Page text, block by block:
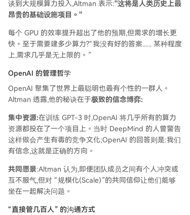
谈到大规模算力投入,Altman 表示:"这将是人类历史上最
昂贵的基础设施项目。"
每个 GPU 的效率提升超出了他的预期,但需求的增长更
快。至于需要建多少算力?“我没有好的答案...... 某种程度
上,需求几乎是无上限的。”
OpenAI 的管理哲学
OpenAI 聚集了世界上最聪明也最有个性的一群人。
Altman 透露,他的秘诀在于极致的信念博弈:
集中资源:在训练 GPT-3 时,OpenAI 将几乎所有的算力
资源都投在了一个项目上。当时 DeepMind 的人曾警告
这样做会产生有毒的竞争文化;OpenAI 的回答则是:我们
有信念,这就是正确的方向。
共同愿景:Altman 认为,即便团队成员之间有个人冲突或
互不服气,但对 “规模化(Scale)”的共同信仰让他们能够
坐在一起解决问题。
“直接管几百人” 的沟通方式